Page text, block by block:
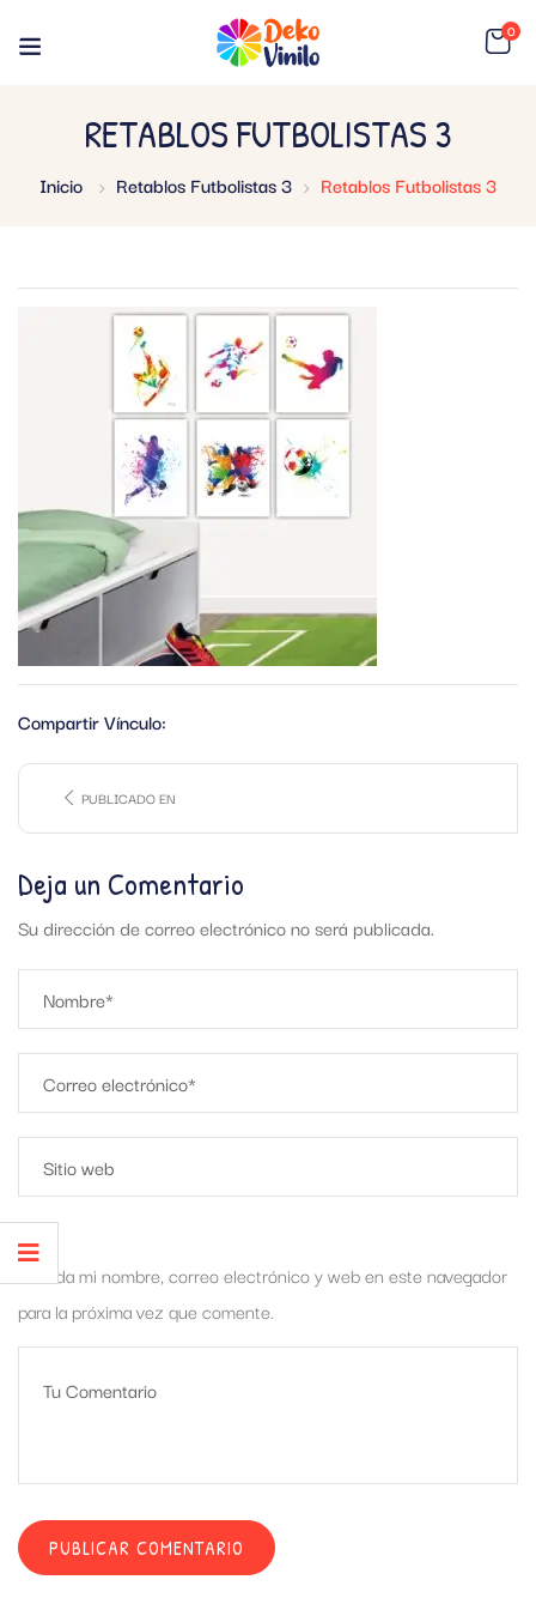
0
RETABLOS FUTBOLISTAS 3
Inicio Retablos Futbolistas 3 Retablos Futbolistas 3
Compartir Vínculo:
PUBLICADO EN
Deja un Comentario
Su dirección de correo electrónico no será publicada.
Guarda mi nombre, correo electrónico y web en este navegador
para la próxima vez que comente.